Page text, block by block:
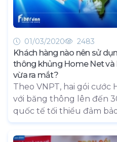
01/03/2020 2483
Khách hàng nào nên sử
thông khủng Home Net và
vừa ra mắt?
Theo VNPT, hai gói cước
với băng thông lên đến
quốc tế tối thiểu đảm
truyền cho nhiều khách
dành cho các cơ sở kinh